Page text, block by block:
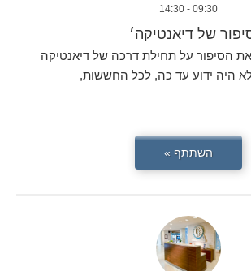
09:30 - 14:30
של דיאנטיקה׳
הסיפור על תחילת דרכה של דיאנטיקה
היה ידוע עד כה, לכל החששות,
השתתף »